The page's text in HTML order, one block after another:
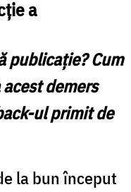
a
publicație? Cum
demers
ul primit de
la bun început